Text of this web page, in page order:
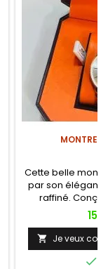
MONTRE
Cette belle
par son
raffiné.
Prix
15
 Je veux
